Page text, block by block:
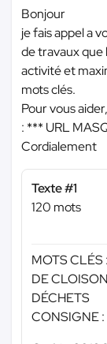
Bonjour
je fais appel a
de travaux
activité et
mots clés.
Pour vous
: *** URL
Cordialement
Texte #1
120 mots
MOTS
DE
DÉCHETS
CONSIGNE :